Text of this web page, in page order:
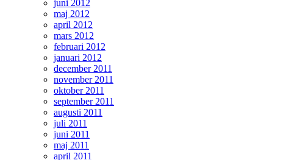
juni 2012
maj 2012
april 2012
mars 2012
februari 2012
januari 2012
december 2011
november 2011
oktober 2011
september 2011
augusti 2011
juli 2011
juni 2011
maj 2011
april 2011